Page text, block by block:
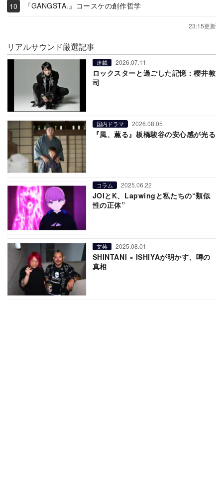
『GANGSTA.』コースケの創作哲学
23:15更新
リアルサウンド厳選記事
連載 2026.07.11
ロックスターと過ごした記憶：櫻井敦
司
国内ドラマ 2026.08.05
『風、薫る』板橋駿谷の安心感が光る
コラム 2025.06.22
JOIとK、Lapwingと私たちの“類似
性の正体”
文芸 2025.08.01
SHINTANI × ISHIYAが明かす、噂の
真相